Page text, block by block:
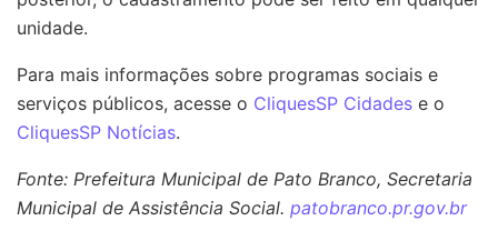
unidade.
Para mais informações sobre programas sociais e
serviços públicos, acesse o CliquesSP Cidades e o
CliquesSP Notícias.
Fonte: Prefeitura Municipal de Pato Branco, Secretaria
Municipal de Assistência Social. patobranco.pr.gov.br